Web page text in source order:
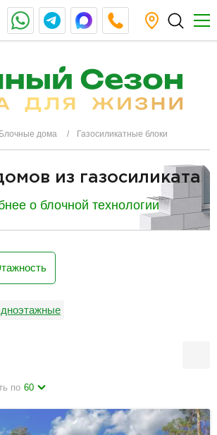
Блочные дома Газосиликатные блоки
из газосиликата
о блочной технологии
по 60